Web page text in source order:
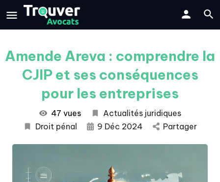
Amende Areva : comprendre la
CJIP et ses conséquences
pour les entreprises
47 vues
Actualités juridiques
Droit pénal
9 Déc 2024 Partager